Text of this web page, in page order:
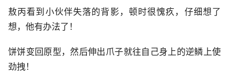
敖丙看到小伙伴失落的背影，顿时很愧疚，仔细想了
想，他有办法了！
饼饼变回原型，然后伸出爪子就往自己身上的逆鳞上使
劲拽！